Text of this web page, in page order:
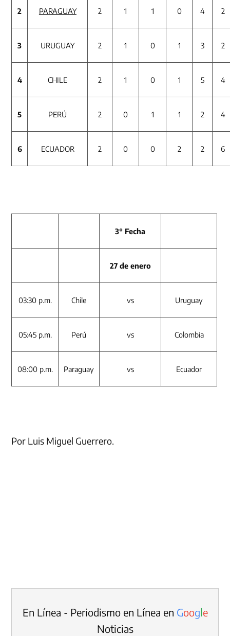
2 PARAGUAY 2 1 1 0 4 2
3 URUGUAY 2 1 0 1 3 2
4 CHILE 2 1 0 1 5 4
5 PERÚ 2 0 1 1 2 4
6 ECUADOR 2 0 0 2 2 6
3° Fecha
27 de enero
03:30 p.m. Chile vs Uruguay
05:45 p.m. Perú vs Colombia
08:00 p.m. Paraguay vs Ecuador
Por Luis Miguel Guerrero.
En Línea - Periodismo en Línea en Google
Noticias